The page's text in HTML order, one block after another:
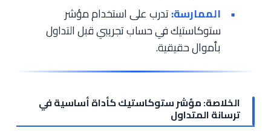
الممارسة:تدرب على استخدام مؤشر
ستوكاستيك في حساب تجريبي قبل التداول
بأموال حقيقية.
الخلاصة: مؤشر ستوكاستيك كأداة أساسية في
ترسانة المتداول